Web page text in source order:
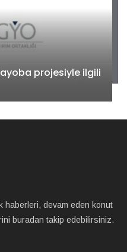
projesiyle ilgili
haberleri, devam eden konut
buradan takip edebilirsiniz.